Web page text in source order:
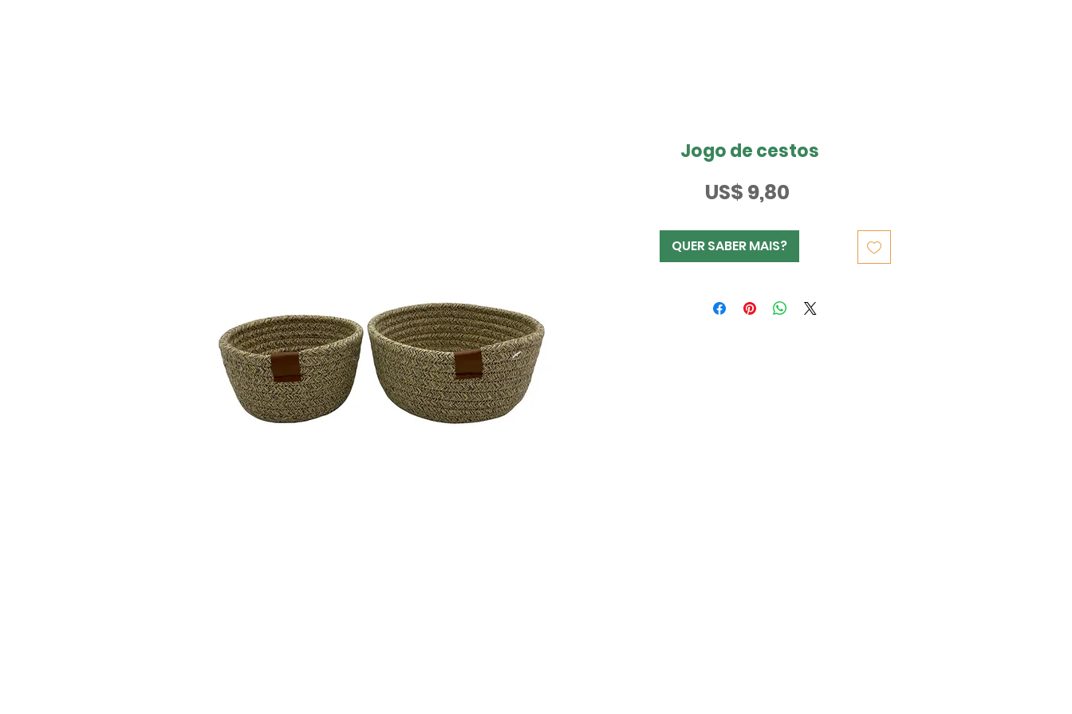
Jogo de cestos
US$ 9,80
QUER SABER MAIS?